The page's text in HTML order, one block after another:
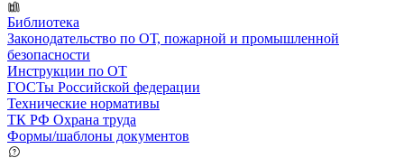
Библиотека
Законодательство по ОТ, пожарной и промышленной
безопасности
Инструкции по ОТ
ГОСТы Российской федерации
Технические нормативы
ТК РФ Охрана труда
Формы/шаблоны документов